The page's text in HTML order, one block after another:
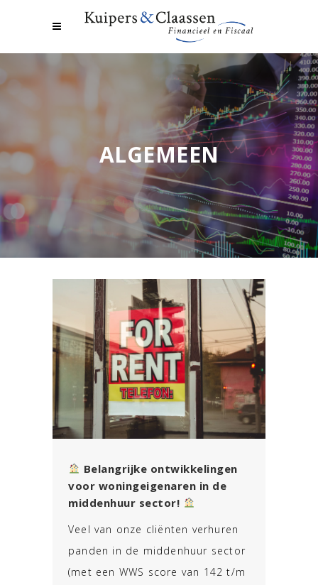
ALGEMEEN
Belangrijke ontwikkelingen
voor woningeigenaren in de
middenhuur sector!
Veel van onze cliënten verhuren
panden in de middenhuur sector
(met een WWS score van 142 t/m